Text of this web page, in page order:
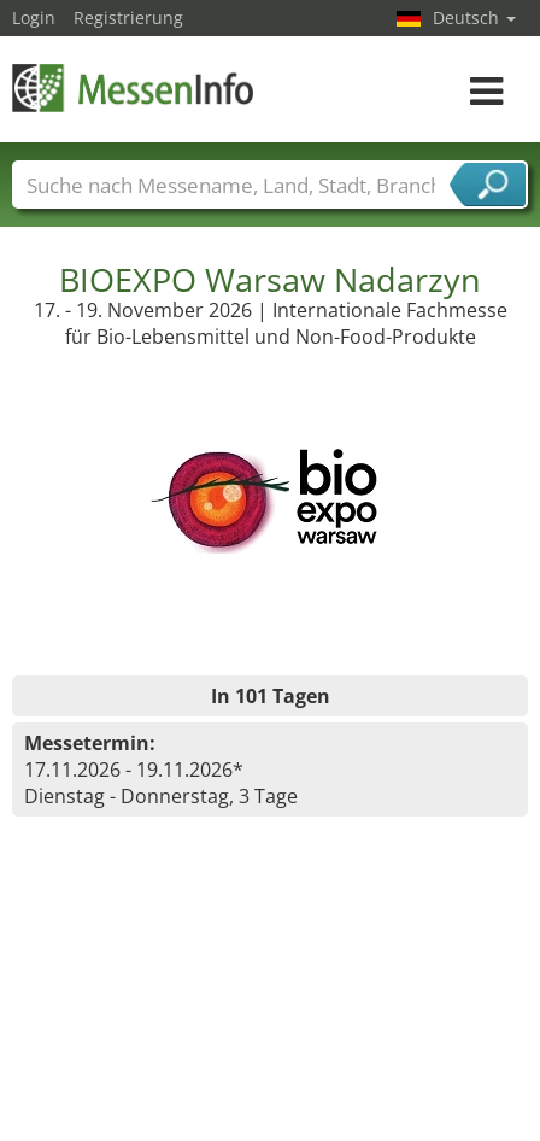
BIOEXPO Warsaw Nadarzyn
17. - 19. November 2026 | Internationale Fachmesse
für Bio-Lebensmittel und Non-Food-Produkte
In 101 Tagen
Messetermin:
17.11.2026 - 19.11.2026*
Dienstag - Donnerstag, 3 Tage
Login Registrierung Deutsch
Toggle
Messenamen Länder Städte
Branchen